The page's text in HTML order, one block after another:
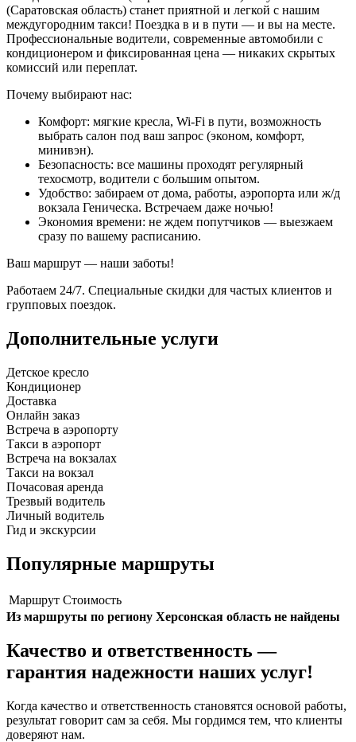
(Саратовская область) станет приятной и легкой с нашим
междугородним такси! Поездка в и в пути — и вы на месте.
Профессиональные водители, современные автомобили с
кондиционером и фиксированная цена — никаких скрытых
комиссий или переплат.
Почему выбирают нас:
Комфорт: мягкие кресла, Wi-Fi в пути, возможность
выбрать салон под ваш запрос (эконом, комфорт,
минивэн).
Безопасность: все машины проходят регулярный
техосмотр, водители с большим опытом.
Удобство: забираем от дома, работы, аэропорта или ж/д
вокзала Геническа. Встречаем даже ночью!
Экономия времени: не ждем попутчиков — выезжаем
сразу по вашему расписанию.
Ваш маршрут — наши заботы!
Работаем 24/7. Специальные скидки для частых клиентов и
групповых поездок.
Дополнительные услуги
Детское кресло
Кондиционер
Доставка
Онлайн заказ
Встреча в аэропорту
Такси в аэропорт
Встреча на вокзалах
Такси на вокзал
Почасовая аренда
Трезвый водитель
Личный водитель
Гид и экскурсии
Популярные маршруты
Маршрут Стоимость
Из маршруты по региону Херсонская область не найдены
Качество и ответственность —
гарантия надежности наших услуг!
Когда качество и ответственность становятся основой работы,
результат говорит сам за себя. Мы гордимся тем, что клиенты
доверяют нам.